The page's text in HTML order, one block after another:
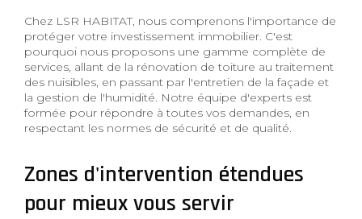
Chez LSR HABITAT, nous comprenons l'importance de
protéger votre investissement immobilier. C'est
pourquoi nous proposons une gamme complète de
services, allant de la rénovation de toiture au traitement
des nuisibles, en passant par l'entretien de la façade et
la gestion de l'humidité. Notre équipe d'experts est
formée pour répondre à toutes vos demandes, en
respectant les normes de sécurité et de qualité.
Zones d'intervention étendues
pour mieux vous servir